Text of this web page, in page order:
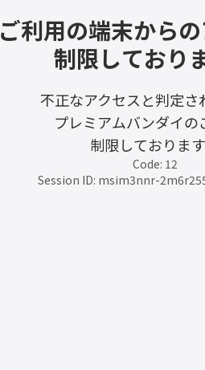
ご利用の端末から
制限しており
不正なアクセスと判定さ
プレミアムバンダイの
制限しております
Code: 12
Session ID: msim3nnr-